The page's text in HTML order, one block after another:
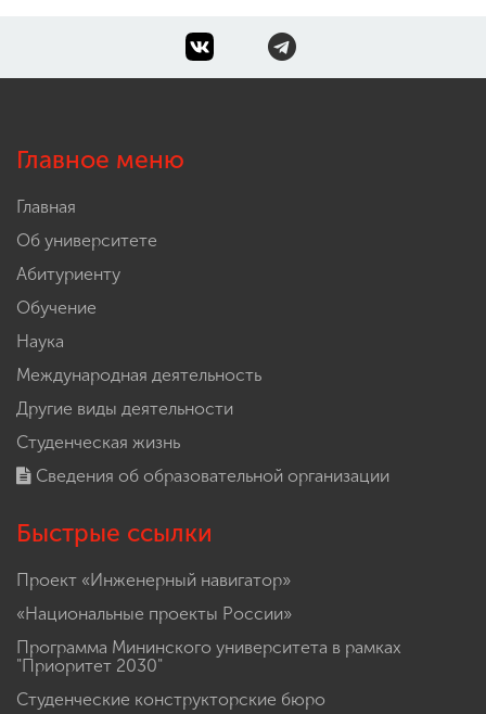
Главное меню
Главная
Об университете
Абитуриенту
Обучение
Наука
Международная деятельность
Другие виды деятельности
Студенческая жизнь
Сведения об образовательной организации
Быстрые ссылки
Проект «Инженерный навигатор»
«Национальные проекты России»
Программа Мининского университета в рамках
"Приоритет 2030"
Студенческие конструкторские бюро